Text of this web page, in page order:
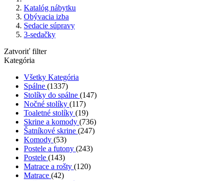
Katalóg nábytku
Obývacia izba
Sedacie súpravy
3-sedačky
Zatvoriť filter
Kategória
Všetky Kategória
Spálne (1337)
Stolíky do spálne (147)
Nočné stolíky (117)
Toaletné stolíky (19)
Skrine a komody (736)
Šatníkové skrine (247)
Komody (53)
Postele a futony (243)
Postele (143)
Matrace a rošty (120)
Matrace (42)